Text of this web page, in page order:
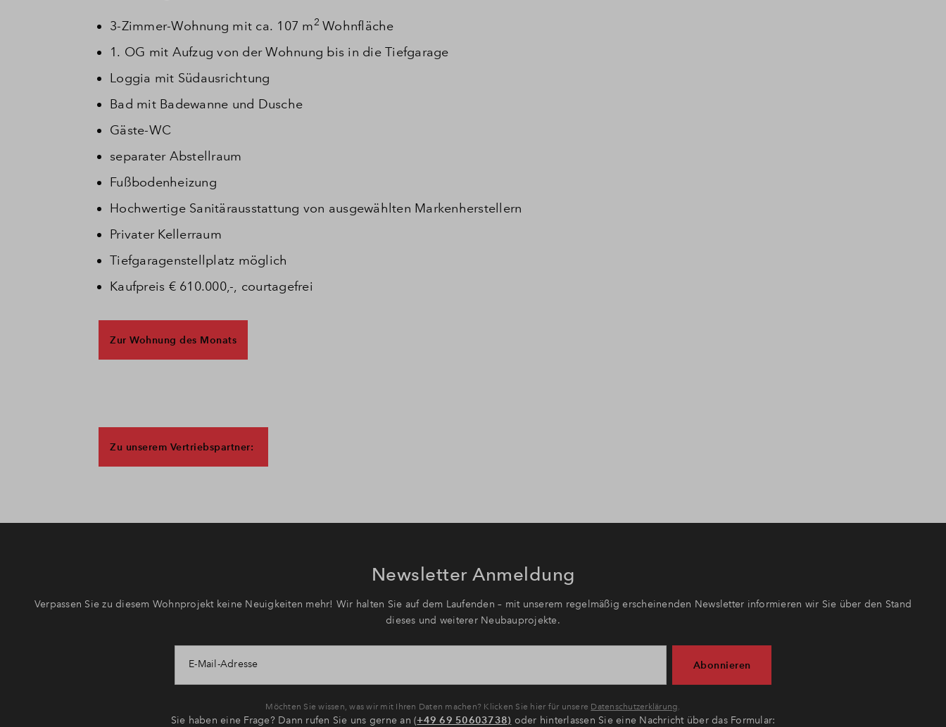
3-Zimmer-Wohnung mit ca. 107 m2 Wohnfläche
1. OG mit Aufzug von der Wohnung bis in die Tiefgarage
Loggia mit Südausrichtung
Bad mit Badewanne und Dusche
Gäste-WC
separater Abstellraum
Fußbodenheizung
Hochwertige Sanitärausstattung von ausgewählten Markenherstellern
Privater Kellerraum
Tiefgaragenstellplatz möglich
Kaufpreis € 610.000,-, courtagefrei
Zur Wohnung des Monats
Zu unserem Vertriebspartner:
Newsletter Anmeldung
Verpassen Sie zu diesem Wohnprojekt keine Neuigkeiten mehr! Wir halten Sie auf dem Laufenden – mit unserem regelmäßig erscheinenden Newsletter informieren wir Sie über den Stand
dieses und weiterer Neubauprojekte.
E-Mail-Adresse Abonnieren
Möchten Sie wissen, was wir mit Ihren Daten machen? Klicken Sie hier für unsere Datenschutzerklärung.
Sie haben eine Frage? Dann rufen Sie uns gerne an (+49 69 50603738) oder hinterlassen Sie eine Nachricht über das Formular: